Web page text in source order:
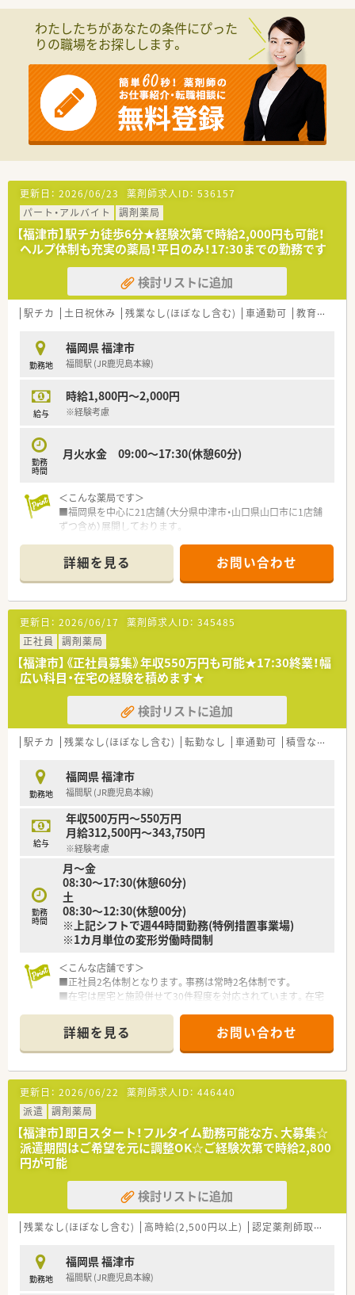
■店舗間のヘルプ体制も整っておりますので安心です。
■薬歴はGooCoDXで、レセコンはEMシステムズを採用しており
ます。
■医療DX推進体制整備加算対応店舗となります。
■薬剤師2名体制になる予定です。
わたしたちがあなたの条件にぴった
りの職場をお探しします。
更新日： 2026/06/23 薬剤師求人ID： 536157
パート・アルバイト
調剤薬局
【福津市】駅チカ徒歩6分★経験次第で時給2,000円も可能！
ヘルプ体制も充実の薬局！平日のみ！17:30までの勤務です
検討リストに追加
駅チカ 土日祝休み 残業なし(ほぼなし含む) 車通勤可 教育制度あり
勤務地
福岡県 福津市
福間駅 (JR鹿児島本線)
給与
時給1,800円～2,000円
※経験考慮
勤務
時間
月火水金 09:00～17:30(休憩60分)
＜こんな薬局です＞
■福岡県を中心に21店舗（大分県中津市・山口県山口市に1店舗
ずつ含め）展開しております。
い店舗が多く経営状態は安定しております。開業から関わって
いるためドクターとの関係も良好です。
■直近3年間での離職率も10％未満と定着率も高い会社です。
■常時2～3名体制となっており、体制も整っております。
■薬剤師の体制整備に伴うエリア一括での募集です。
＜店舗情報＞
■皮膚科をメインに応需されています。
■店舗間の距離も近く、ヘルプ体制も整っている薬局です。
■事務の方は常時2～3名いらっしゃり、ピッキングの補助もご
ざいます。
■平均すると60~70枚/日ですが、皮膚科の為多いときは100枚
以上来る日もございます。
■店舗間の応援体制も整っているので有給消化もしやすい環境
です。
＜門前クリニックとの良好な関係＞
■クリニックの開業から携わっているため、門前クリニックとの
関係が良好です。
■月に１回程度、各店舗の門前のドクターとミーティングを行
い、問題点かないかなどの擦り合わせを行っております。
その為疑義照会もしやすく、無理な処方や急な処方内容変更など
もなく働きやすい現場です。
■クリニックとの合同の勉強会など交流も多く、医療事務も含め
た全スタッフとの関係も良好です。
詳細を見る お問い合わせ
更新日： 2026/06/17 薬剤師求人ID： 345485
正社員
調剤薬局
【福津市】《正社員募集》年収550万円も可能★17:30終業！幅
広い科目・在宅の経験を積めます★
検討リストに追加
駅チカ 残業なし(ほぼなし含む) 転勤なし 車通勤可 積雪なし
勤務地
福岡県 福津市
福間駅 (JR鹿児島本線)
給与
年収500万円～550万円
月給312,500円～343,750円
※経験考慮
勤務
時間
月～金
08:30～17:30(休憩60分)
土
08:30～12:30(休憩00分)
※上記シフトで週44時間勤務(特例措置事業場)
※1カ月単位の変形労働時間制
＜こんな店舗です＞
■正社員2名体制となります。事務は常時2名体制です。
■在宅は居宅と施設併せて30件程度を対応されています。在宅
■内科・胃腸科・循環器・外科・整形外科を応需していらっしゃい
ます。
■事務の体制も手厚く、サポートして下さります。
■17:30終業のため、プライベートとの両立が図りやすい職場で
す。
■ご経験次第で年収500万円以上が可能です。
■お近くにはショッピングモールもあるため、お昼休憩や通勤途
中のお買い物にも便利な立地です。
＜こんな会社です＞
■福岡県内に3店舗展開しており、各店舗でしっかりと連携が取
れているので、サポート体制も安心です。
■地域の患者様にとって身近な薬局を目指して、一人ひとりの声
にしっかり耳を傾けるよう心掛けています。
■毎月店舗毎に面談を実施しています。
でき、風通しのいい環境です。
■近隣で店舗展開をされており、ヘルプ体制も整っています。
詳細を見る お問い合わせ
更新日： 2026/06/22 薬剤師求人ID： 446440
派遣
調剤薬局
【福津市】即日スタート！フルタイム勤務可能な方、大募集☆
派遣期間はご希望を元に調整OK☆ご経験次第で時給2,800
円が可能
検討リストに追加
残業なし(ほぼなし含む) 高時給(2,500円以上) 認定薬剤師取得支援あり
勤務地
福岡県 福津市
福間駅 (JR鹿児島本線)